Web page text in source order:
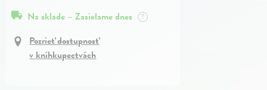
Na sklade – Zasielame dnes ?
Pozrieť dostupnosť
v kníhkupectvách